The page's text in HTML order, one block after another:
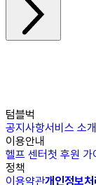
텀블벅
공지사항서비스 소개
이용안내
헬프 센터첫 후원 가
정책
이용약관개인정보처